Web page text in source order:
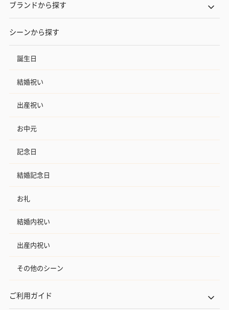
ブランドから探す
シーンから探す
誕生日
結婚祝い
出産祝い
お中元
記念日
結婚記念日
お礼
結婚内祝い
出産内祝い
その他のシーン
ご利用ガイド